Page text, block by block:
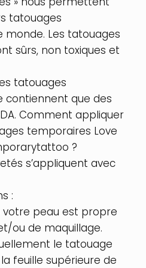
tatouages
Les tatouages
sûrs, non toxiques et
tatouages
que des
Comment appliquer
temporaires Love
?
s’appliquent avec
:
votre peau est propre
ou de maquillage.
le tatouage
feuille supérieure de